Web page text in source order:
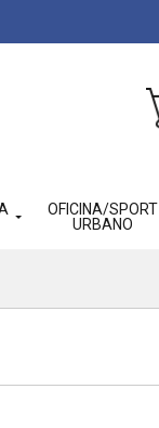
OFICINA/SPORT
URBANO